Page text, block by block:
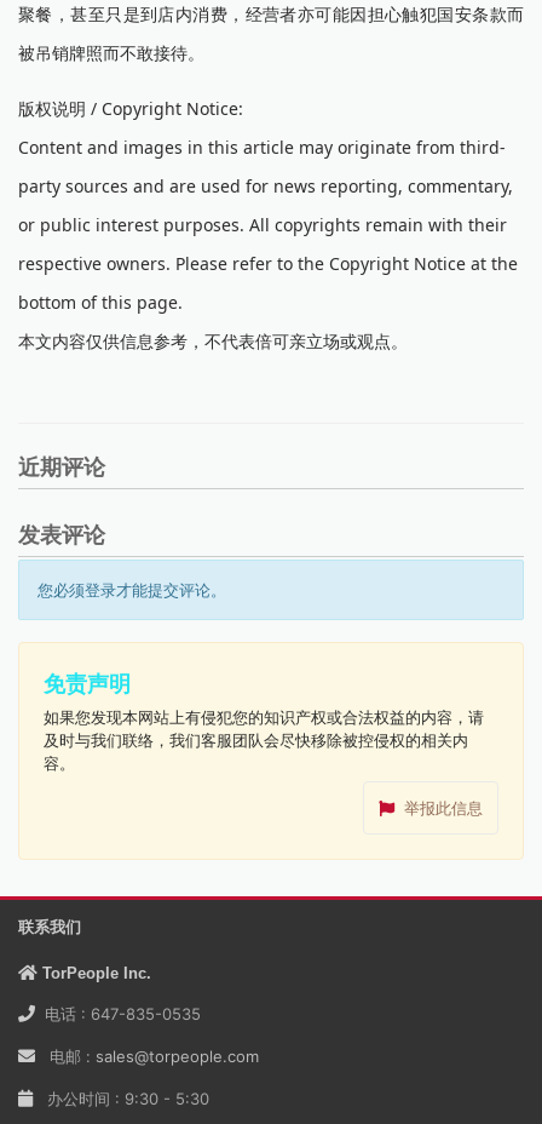
聚餐，甚至只是到店内消费，经营者亦可能因担心触犯国安条款而
被吊销牌照而不敢接待。
版权说明 / Copyright Notice:
Content and images in this article may originate from third-
party sources and are used for news reporting, commentary,
or public interest purposes. All copyrights remain with their
respective owners. Please refer to the Copyright Notice at the
bottom of this page.
本文内容仅供信息参考，不代表倍可亲立场或观点。
近期评论
发表评论
您必须登录才能提交评论。
免责声明
如果您发现本网站上有侵犯您的知识产权或合法权益的内容，请
及时与我们联络，我们客服团队会尽快移除被控侵权的相关内
容。
举报此信息
联系我们
TorPeople Inc.
电话 : 647-835-0535
电邮 : sales@torpeople.com
办公时间 : 9:30 - 5:30